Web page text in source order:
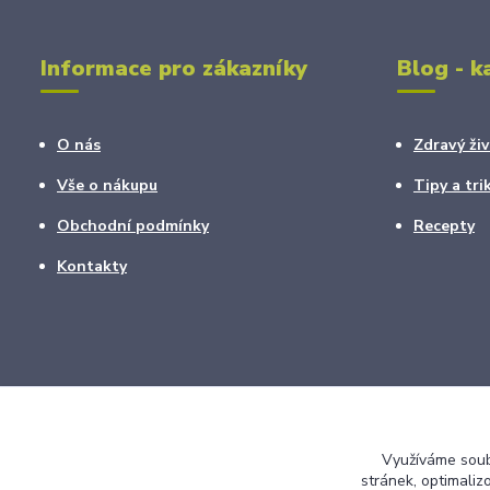
Informace pro zákazníky
O nás
Vše o nákupu
Obchodní podmínky
Kontakty
Blog -
Zdravý
Tipy a
Recepty
Využíváme
stránek,